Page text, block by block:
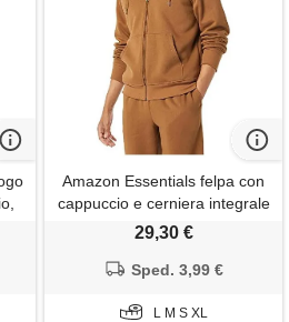
Amazon Essentials felpa con
cappuccio e cerniera integrale
in pile foderata in sherpa
29,30 €
Sped. 3,99 €
L M S XL